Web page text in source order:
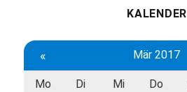
KALENDER
« Mär 2017
Mo Di Mi Do